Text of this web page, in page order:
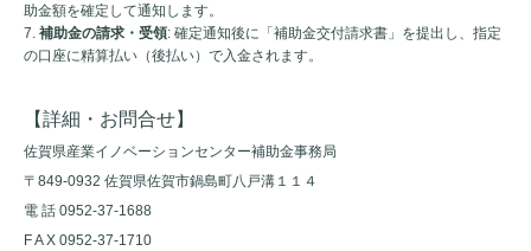
助金額を確定して通知します。
補助金の請求・受領: 確定通知後に「補助金交付請求書」を提出し、指定
の口座に精算払い（後払い）で入金されます。
【詳細・お問合せ】
佐賀県産業イノベーションセンター補助金事務局
〒849-0932 佐賀県佐賀市鍋島町八戸溝１１４
電 話 0952-37-1688
F A X 0952-37-1710